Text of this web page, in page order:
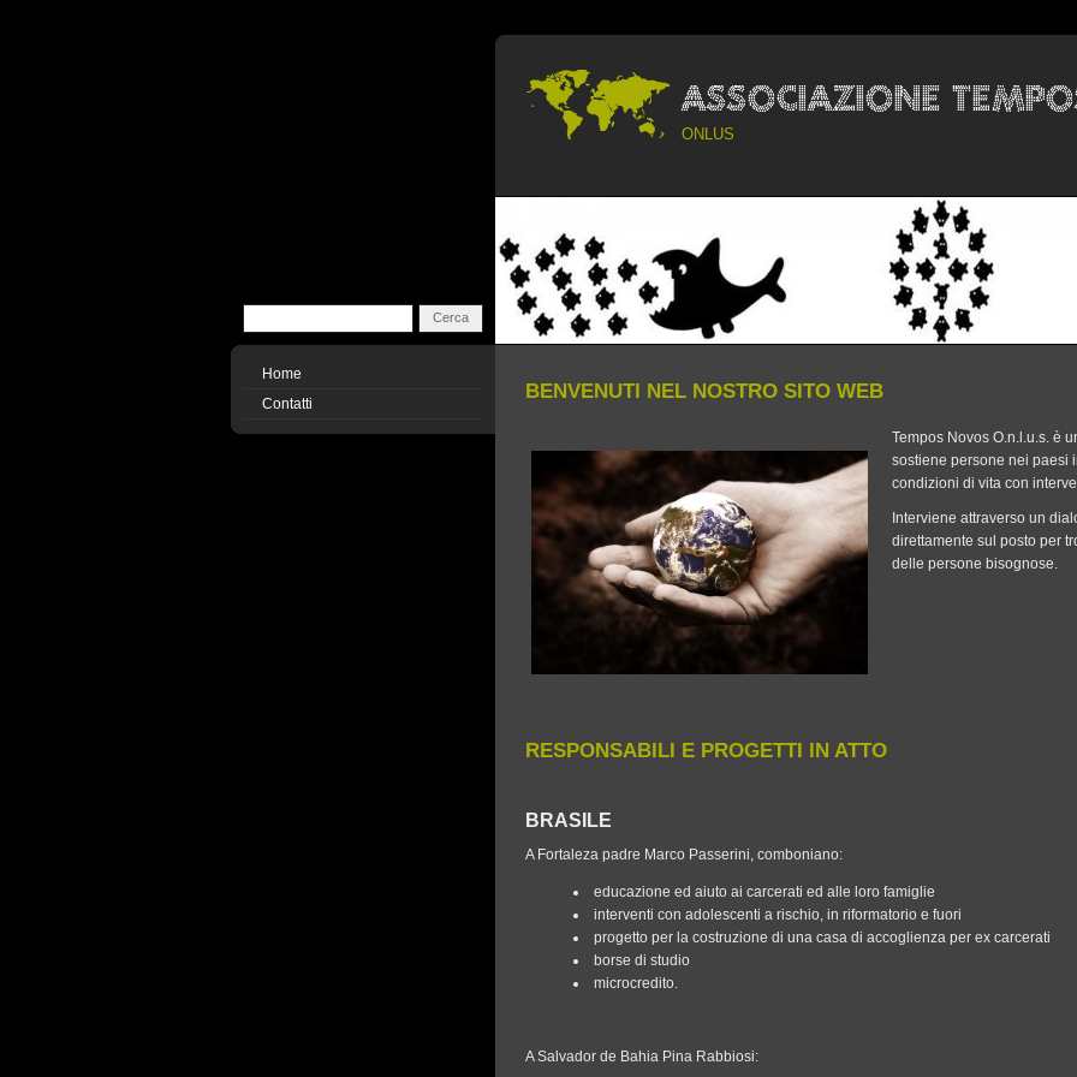
ONLUS
BENVENUTI NEL NOSTRO SITO WEB
Tempos Novos O.n.l.u.s. è
sostiene persone nei paesi
condizioni di vita con
Interviene attraverso un
direttamente sul posto per
delle persone bisognose.
RESPONSABILI E PROGETTI IN ATTO
BRASILE
A Fortaleza padre Marco Passerini, comboniano:
educazione ed aiuto ai carcerati ed alle loro famiglie
interventi con adolescenti a rischio, in riformatorio e fuori
progetto per la costruzione di una casa di accoglienza per ex carcerati
borse di studio
microcredito.
A Salvador de Bahia Pina Rabbiosi:
Home
Contatti